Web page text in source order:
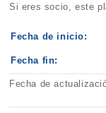
Si eres socio, este
Fecha de inicio:
Fecha fin:
Fecha de